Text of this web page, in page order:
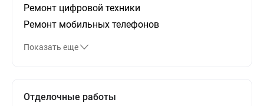
Ремонт цифровой техники
Ремонт мобильных телефонов
Показать еще
Отделочные работы